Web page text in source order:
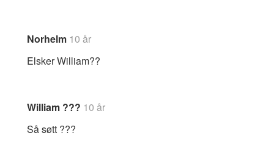
Norhelm 10 år
Elsker William??
William ??? 10 år
Så søtt ???